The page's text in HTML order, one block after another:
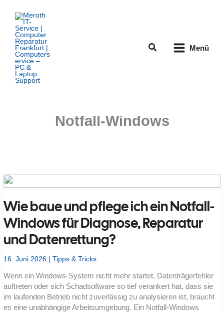
Inhalt
springen
Suchen Menü
Notfall-Windows
Wie baue und pflege ich ein Notfall-
Windows für Diagnose, Reparatur
und Datenrettung?
16. Juni 2026 |Tipps & Tricks
Wenn ein Windows-System nicht mehr startet, Datenträgerfehler
auftreten oder sich Schadsoftware so tief verankert hat, dass sie
im laufenden Betrieb nicht zuverlässig zu analysieren ist, braucht
es eine unabhängige Arbeitsumgebung. Ein Notfall-Windows